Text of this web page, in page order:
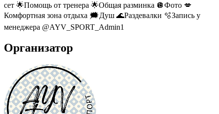
сет 🌟Помощь от тренера 🌟Общая разминка 🪩Фото 💋
Комфортная зона отдыха 🗯️Душ 🌊Раздевалки 🫧Запись у
менеджера @AYV_SPORT_Admin1
Организатор